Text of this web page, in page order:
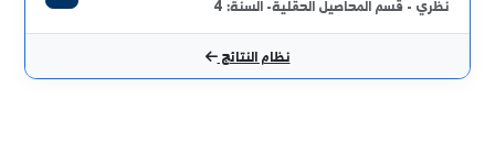
الأعشاب
- قسم المحاصيل الحقلية- السنة: 5